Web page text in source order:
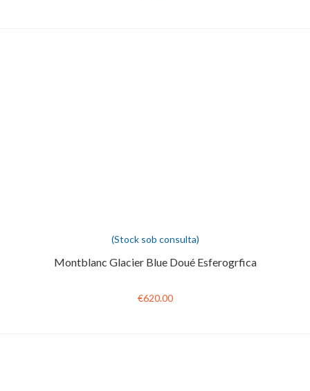
(Stock sob consulta)
Montblanc Glacier Blue Doué Esferogrfica
€620.00